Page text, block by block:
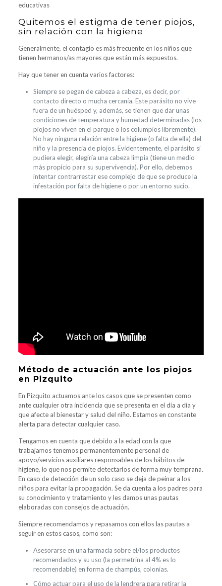
educativas
Quitemos el estigma de tener piojos,
sin relación con la higiene
Generalmente, el contagio es más frecuente en los niños que
tienen hermanos/as mayores que están más expuestos.
Hay que tener en cuenta varios factores:
Siempre se pegan de cabeza a cabeza, es decir, por
contacto directo o mucha cercanía. Este parásito no vive
fuera de un huésped y, además, se tienen que dar unas
condiciones de temperatura y humedad determinadas (los
piojos no viven en el parque o los columpios libremente).
No hay ninguna relación entre la higiene (o falta de ella) del
niño y la presencia de piojos. Evidentemente, el parásito si
pudiera elegir, elegiría una cabeza limpia (tiene un medio
más propicio para su supervivencia). Por ello, debemos
intentar contrarrestar ese complejo de que se produce la
infestación por falta de higiene o por un entorno sucio.
Método de actuación ante los piojos
en Pizquito
En Pizquito actuamos ante los casos que se presenten como
ante cualquier otra incidencia que se presenta en el día a día y
que afecte al bienestar y salud del niño. Estamos en constante
alerta para detectar cualquier caso.
Tengamos en cuenta que debido a la edad con la que
trabajamos tenemos permanentemente personal de
apoyo/servicios auxiliares responsables de los hábitos de
higiene, lo que nos permite detectarlos de forma muy temprana.
En caso de detección de un solo caso se deja de peinar a los
niños para evitar la propagación. Se da cuenta a los padres para
su conocimiento y tratamiento y les damos unas pautas
elaboradas con consejos de actuación.
Siempre recomendamos y repasamos con ellos las pautas a
seguir en estos casos, como son:
Asesorarse en una farmacia sobre el/los productos
recomendados y su uso (la permetrina al 4% es lo
recomendable) en forma de champús, colonias.
Cómo actuar para el uso de la lendrera para retirar la